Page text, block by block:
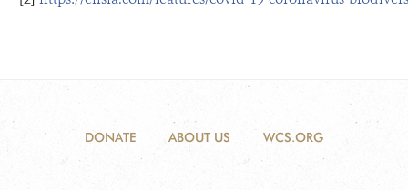
DONATE ABOUT US WCS.ORG